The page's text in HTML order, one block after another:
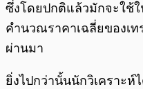
ซึ่งโดยปกติแล้วมักจะใช้ใ
คำนวณราคาเฉลี่ยของเ
ผ่านมา
ยิ่งไปกว่านั้นนักวิเคราะห์